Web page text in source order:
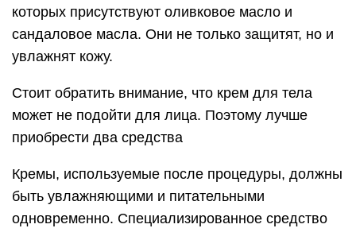
которых присутствуют оливковое масло и
сандаловое масла. Они не только защитят, но и
увлажнят кожу.
Стоит обратить внимание, что крем для тела
может не подойти для лица. Поэтому лучше
приобрести два средства
Кремы, используемые после процедуры, должны
быть увлажняющими и питательными
одновременно. Специализированное средство